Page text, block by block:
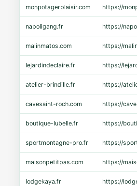
monpotagerplaisir.com https://
napoligang.fr https://
malinmatos.com https://
lejardindeclaire.fr https://
atelier-brindille.fr https://
cavesaint-roch.com https://
boutique-lubelle.fr https://
sportmontagne-pro.fr https://
maisonpetitpas.com https://
lodgekaya.fr https://